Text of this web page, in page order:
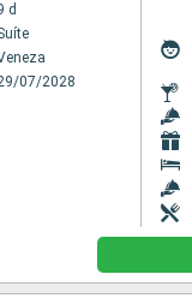
d
07/2028